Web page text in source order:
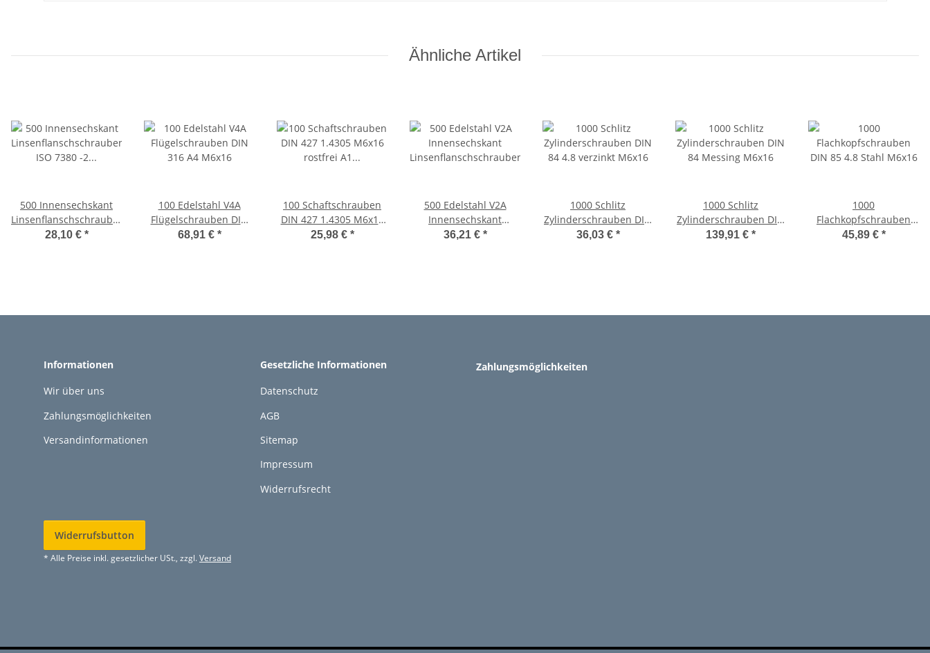
Ähnliche Artikel
500 Innensechskant
Linsenflanschschrauben
ISO 7380 -2 10.9
28,10 € *
100 Edelstahl V4A
Flügelschrauben DIN
316 A4 M6x16
68,91 € *
100 Schaftschrauben
DIN 427 1.4305 M6x16
rostfrei A1 Edelstahl
25,98 € *
500 Edelstahl V2A
Innensechskant
Linsenflanschschrauben
36,21 € *
1000 Schlitz
Zylinderschrauben DIN
84 4.8 verzinkt M6x16
36,03 € *
1000 Schlitz
Zylinderschrauben DIN
84 Messing M6x16
139,91 € *
1000
Flachkopfschrauben
DIN 85 4.8 Stahl M6x16
45,89 € *
Informationen
Wir über uns
Zahlungsmöglichkeiten
Versandinformationen
Gesetzliche Informationen
Datenschutz
AGB
Sitemap
Impressum
Widerrufsrecht
Zahlungsmöglichkeiten
Widerrufsbutton
* Alle Preise inkl. gesetzlicher USt., zzgl.Versand